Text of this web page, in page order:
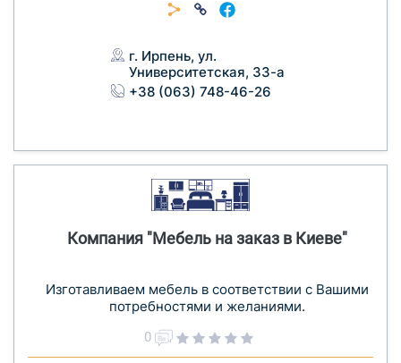
г. Ирпень, ул.
Университетская, 33-а
+38 (063) 748-46-26
Компания "Мебель на заказ в Киеве"
Изготавливаем мебель в соответствии с Вашими
потребностями и желаниями.
0